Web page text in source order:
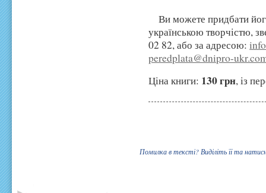
Виможете придбати
українською творчістю,
02 82, або за адресою:
peredplata@dnipro-
Ціна книги: 130 грн, із
Помилка в тексті? Виділіть її та